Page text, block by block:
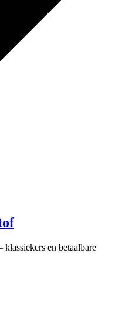
en betaalbare